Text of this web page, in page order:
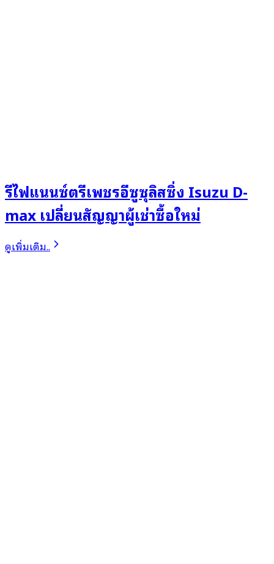
รีไฟแนนซ์ตรีเพชรอีซูซุลิสซิ่ง Isuzu D-
max เปลี่ยนสัญญาผู้เช่าซื้อใหม่
ดูเพิ่มเติม..